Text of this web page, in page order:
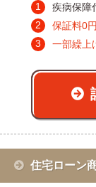
疾病保障
保証料0円
一部繰上
住宅ローン